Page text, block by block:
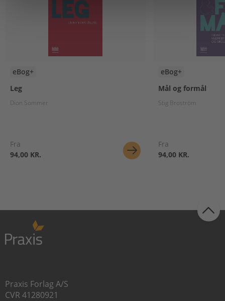
eBog+
Leg
Dion Sommer
Fra
94,00 KR.
eBog+
Mål og formål
Stig Broström
Fra
94,00 KR.
Praxis Forlag A/S
CVR 41280921